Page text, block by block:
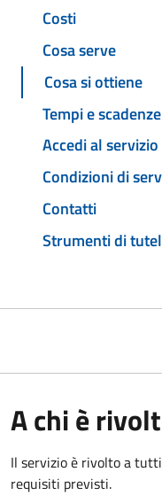
Costi
Cosa serve
Cosa si ottiene
Tempi e scadenze
Accedi al servizio
Condizioni di
Contatti
Strumenti di
A chi è
Il servizio è rivolto a
requisiti previsti.